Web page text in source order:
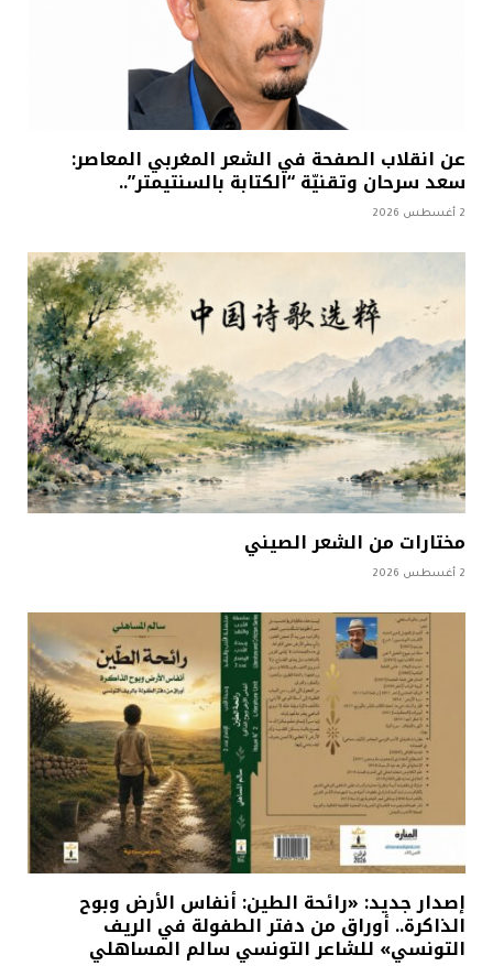
عن انقلاب الصفحة في الشعر المغربي المعاصر:
سعد سرحان وتقنيّة “الكتابة بالسنتيمتر”..
2 أغسطس 2026
مختارات من الشعر الصيني
2 أغسطس 2026
إصدار جديد: «رائحة الطين: أنفاس الأرض وبوح
الذاكرة.. أوراق من دفتر الطفولة في الريف
التونسي» للشاعر التونسي سالم المساهلي